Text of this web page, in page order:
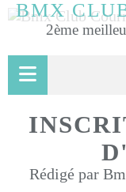
2ème
Rédigé par